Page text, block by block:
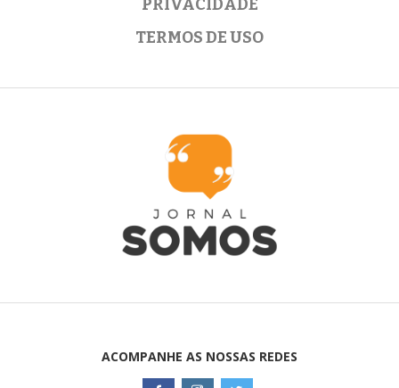
PRIVACIDADE
TERMOS DE USO
ACOMPANHE AS NOSSAS REDES